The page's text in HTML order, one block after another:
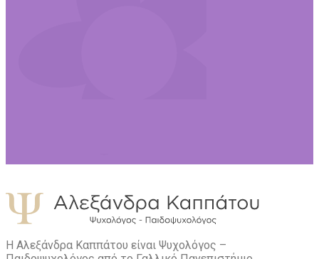
Η Αλεξάνδρα Καππάτου είναι Ψυχολόγος –